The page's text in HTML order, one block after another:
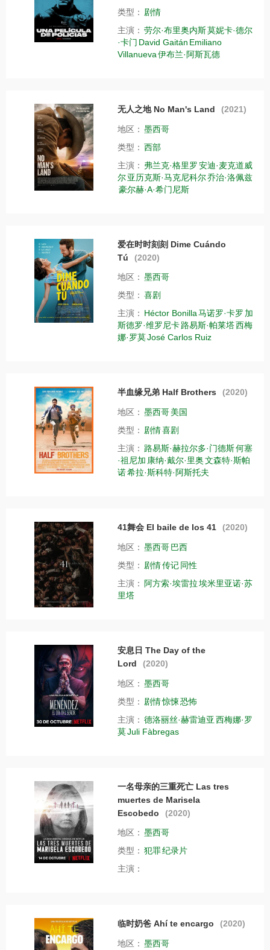
类型： 剧情
主演： 劳尔·布里奥内斯莫妮卡·德尔
·卡门 David Gaitán Emiliano
Villanueva伊布兰·阿斯瓦德
无人之地 No Man's Land (2021)
地区： 墨西哥
类型： 西部
主演： 弗兰克·格里罗安迪·麦克道威
尔亚历克斯·马克尼科尔乔治·洛佩兹
豪尔赫·A·希门尼斯
爱在时时刻刻 Dime Cuándo
Tú
(2020)
地区： 墨西哥
类型： 喜剧
主演： Héctor Bonilla马诺罗·卡罗 加
斯德罗·维罗尼卡路易斯·帕莱塔西梅
娜·罗莫José Carlos Ruiz
半血缘兄弟 Half Brothers (2020)
地区： 墨西哥美国
类型： 剧情喜剧
主演： 路易斯·赫拉尔多·门德斯何塞
·祖尼加 康纳·戴尔·里奥文森特·斯帕
诺希拉·斯科特·阿斯托夫
41舞会 El baile de los 41 (2020)
地区： 墨西哥巴西
类型： 剧情传记同性
主演：
阿方索·埃雷拉埃米里亚诺·苏
里塔
安息日 The Day of the
Lord
(2020)
地区： 墨西哥
类型： 剧情惊悚恐怖
主演： 德洛丽丝·赫雷迪亚西梅娜·罗
莫Juli Fàbregas
一名母亲的三重死亡 Las tres
muertes de Marisela
Escobedo
(2020)
地区： 墨西哥
类型： 犯罪纪录片
主演：
临时奶爸 Ahí te encargo (2020)
地区： 墨西哥